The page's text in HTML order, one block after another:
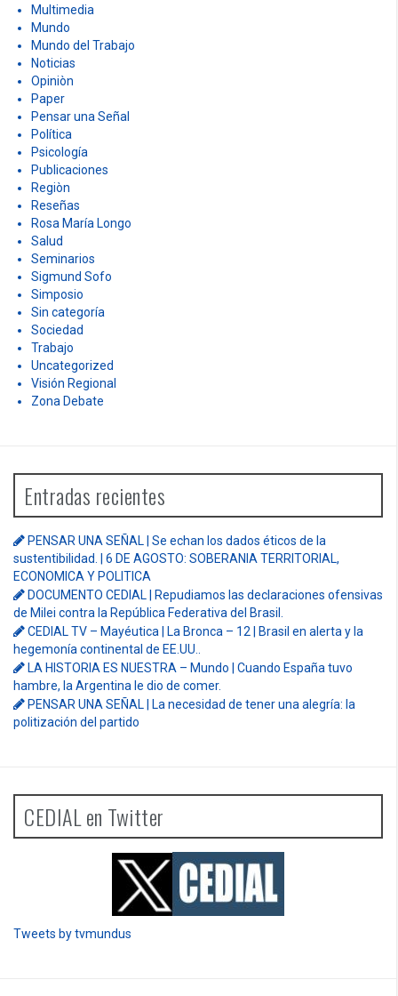
linguística
Matemática
Memoria
Multimedia
Mundo
Mundo del Trabajo
Noticias
Opiniòn
Paper
Pensar una Señal
Política
Psicología
Publicaciones
Regiòn
Reseñas
Rosa María Longo
Salud
Seminarios
Sigmund Sofo
Simposio
Sin categoría
Sociedad
Trabajo
Entradas recientes
PENSAR UNA SEÑAL | Se echan los dados éticos de la
sustentibilidad. | 6 DE AGOSTO: SOBERANIA TERRITORIAL,
ECONOMICA Y POLITICA
DOCUMENTO CEDIAL | Repudiamos las declaraciones ofensivas
de Milei contra la República Federativa del Brasil.
CEDIAL TV – Mayéutica | La Bronca – 12 | Brasil en alerta y la
hegemonía continental de EE.UU..
LA HISTORIA ES NUESTRA – Mundo | Cuando España tuvo
CEDIAL en Twitter